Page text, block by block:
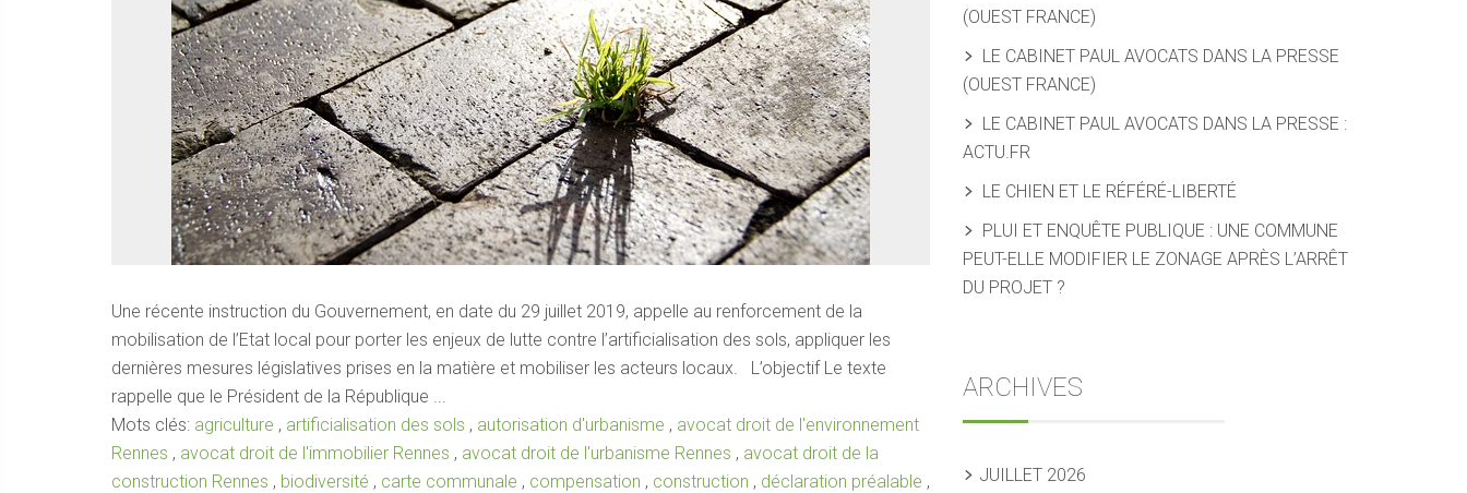
Une récente instruction du Gouvernement, en date du 29 juillet 2019, appelle au renforcement de la
mobilisation de l’Etat local pour porter les enjeux de lutte contre l’artificialisation des sols, appliquer les
dernières mesures législatives prises en la matière et mobiliser les acteurs locaux. L’objectif Le texte
rappelle que le Président de la République ...
Mots clés: agriculture , artificialisation des sols , autorisation d'urbanisme , avocat droit de l'environnement
Rennes , avocat droit de l'immobilier Rennes , avocat droit de l'urbanisme Rennes , avocat droit de la
construction Rennes , biodiversité , carte communale , compensation , construction , déclaration préalable ,
(OUEST FRANCE)
LE CABINET PAUL AVOCATS DANS LA PRESSE
(OUEST FRANCE)
LE CABINET PAUL AVOCATS DANS LA PRESSE :
ACTU.FR
LE CHIEN ET LE RÉFÉRÉ-LIBERTÉ
PLUI ET ENQUÊTE PUBLIQUE : UNE COMMUNE
PEUT-ELLE MODIFIER LE ZONAGE APRÈS L’ARRÊT
DU PROJET ?
ARCHIVES
JUILLET 2026